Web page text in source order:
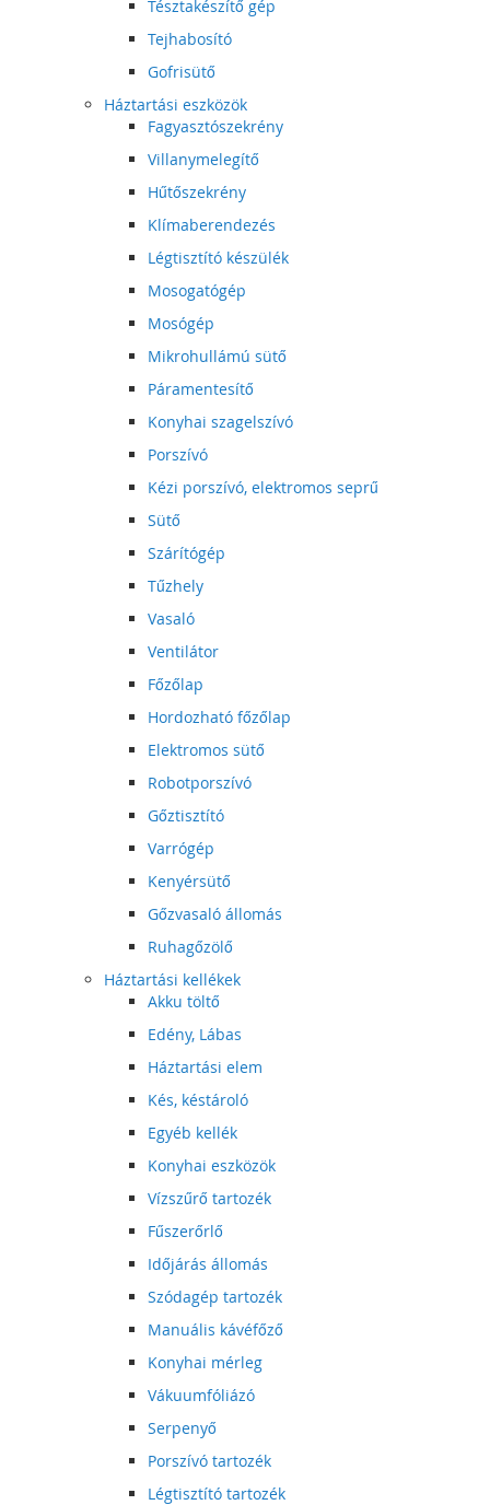
Tésztakészítő gép
Tejhabosító
Gofrisütő
Háztartási eszközök
Fagyasztószekrény
Villanymelegítő
Hűtőszekrény
Klímaberendezés
Légtisztító készülék
Mosogatógép
Mosógép
Mikrohullámú sütő
Páramentesítő
Konyhai szagelszívó
Porszívó
Kézi porszívó, elektromos seprű
Sütő
Szárítógép
Tűzhely
Vasaló
Ventilátor
Főzőlap
Hordozható főzőlap
Elektromos sütő
Robotporszívó
Gőztisztító
Varrógép
Kenyérsütő
Gőzvasaló állomás
Ruhagőzölő
Háztartási kellékek
Akku töltő
Edény, Lábas
Háztartási elem
Kés, késtároló
Egyéb kellék
Konyhai eszközök
Vízszűrő tartozék
Fűszerőrlő
Időjárás állomás
Szódagép tartozék
Manuális kávéfőző
Konyhai mérleg
Vákuumfóliázó
Serpenyő
Porszívó tartozék
Légtisztító tartozék